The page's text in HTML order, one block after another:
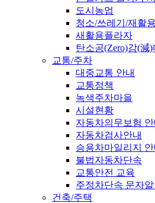
도시농업
청소/쓰레기/재활
새활용플라자
탄소공(Zero)감(減)
교통/주차
대중교통 안내
교통정책
녹색주차마을
시설현황
자동차의무보험 안
자동차검사안내
승용차마일리지 안
불법자동차단속
교통안전 교육
주정차단속 문자
건축/주택